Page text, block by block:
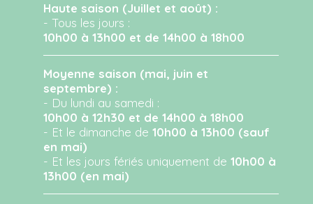
Haute saison (Juillet et août) :
- Tous les jours :
10h00 à 13h00 et de 14h00 à 18h00
Moyenne saison (mai, juin et
septembre) :
- Du lundi au samedi :
10h00 à 12h30 et de 14h00 à 18h00
- Et le dimanche de10h00 à 13h00 (sauf
en mai)
- Et les jours fériés uniquement de10h00 à
13h00 (en mai)